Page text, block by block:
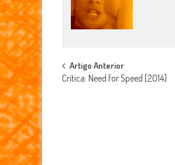
Post
navigation
Artigo Anterior
Crítica: Need for Speed [2014]